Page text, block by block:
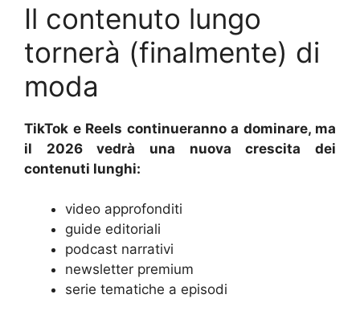
Il contenuto lungo
tornerà (finalmente) di
moda
TikTok e Reels continueranno a dominare, ma
il 2026 vedrà una nuova crescita dei
contenuti lunghi:
video approfonditi
guide editoriali
podcast narrativi
newsletter premium
serie tematiche a episodi